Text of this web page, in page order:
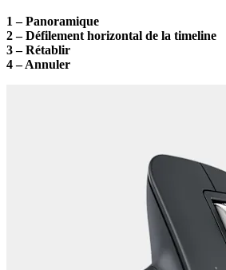
1 – Panoramique
2 – Défilement horizontal de la timeline
3 – Rétablir
4 – Annuler